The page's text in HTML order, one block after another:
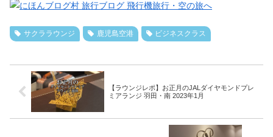
サクララウンジ 鹿児島空港 ビジネスクラス
【ラウンジレポ】お正月のJALダイヤモンドプレ
ミアランジ 羽田・南 2023年1月